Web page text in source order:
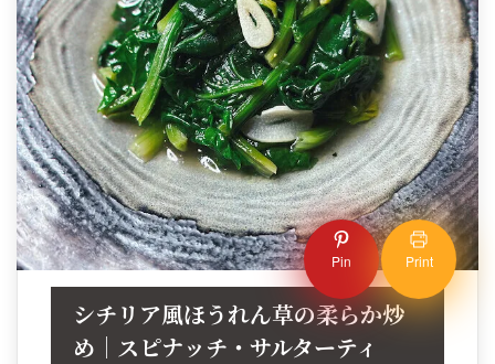
Pin Print
シチリア風ほうれん草の柔らか炒
め｜スピナッチ・サルターティ